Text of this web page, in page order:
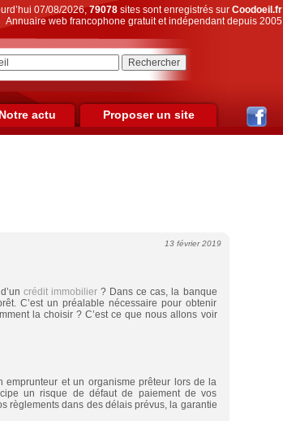
07/08/2026,79078sites sont enregistrés sur Coodoeil.fr
Annuaire web francophone gratuit et indépendant depuis 2005
Notre actu Proposer un site
13 février 2019
crédit immobilier? Dans ce cas, la banque
C’est un préalable nécessaire pour obtenir
la choisir ? C’est ce que nous allons voir
emprunteur et un organisme prêteur lors de la
un risque de défaut de paiement de vos
règlements dans des délais prévus, la garantie